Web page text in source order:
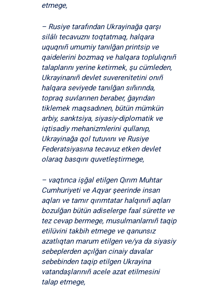
etmege,
– Rusiye tarafından Ukrayinağa qarşı
silâlı tecavuznı toqtatmaq, halqara
uquqnıñ umumiy tanılğan printsip ve
qaidelerini bozmaq ve halqara toplulıqnıñ
talaplarını yerine ketirmek, şu cümleden,
Ukrayinanıñ devlet suverenitetini onıñ
halqara seviyede tanılğan sıñırında,
topraq suvlarınen beraber, ğayrıdan
tiklemek maqsadınen, bütün mümkün
arbiy, sanktsiya, siyasiy-diplomatik ve
iqtisadiy mehanizmlerini qullanıp,
Ukrayinağa qol tutuvını ve Rusiye
Federatsiyasına tecavuz etken devlet
olaraq basqını quvetleştirmege,
– vaqtınca işğal etilgen Qırım Muhtar
Cumhuriyeti ve Aqyar şeerinde insan
aqları ve tamır qırımtatar halqınıñ aqları
bozulğan bütün adiselerge faal sürette ve
tez cevap bermege, musulmanlarnıñ taqip
etilüvini takbih etmege ve qanunsız
azatlıqtan marum etilgen ve/ya da siyasiy
sebeplerden açılğan cinaiy davalar
sebebinden taqip etilgen Ukrayina
vatandaşlarınıñ acele azat etilmesini
talap etmege,